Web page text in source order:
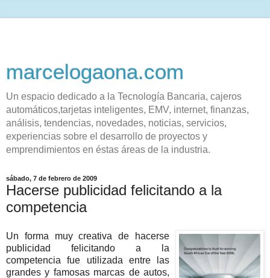
marcelogaona.com
Un espacio dedicado a la Tecnología Bancaria, cajeros
automáticos,tarjetas inteligentes, EMV, internet, finanzas,
análisis, tendencias, novedades, noticias, servicios,
experiencias sobre el desarrollo de proyectos y
emprendimientos en éstas áreas de la industria.
sábado, 7 de febrero de 2009
Hacerse publicidad felicitando a la
competencia
Un forma muy creativa de hacerse
publicidad felicitando a la
competencia fue utilizada entre las
grandes y famosas marcas de autos,